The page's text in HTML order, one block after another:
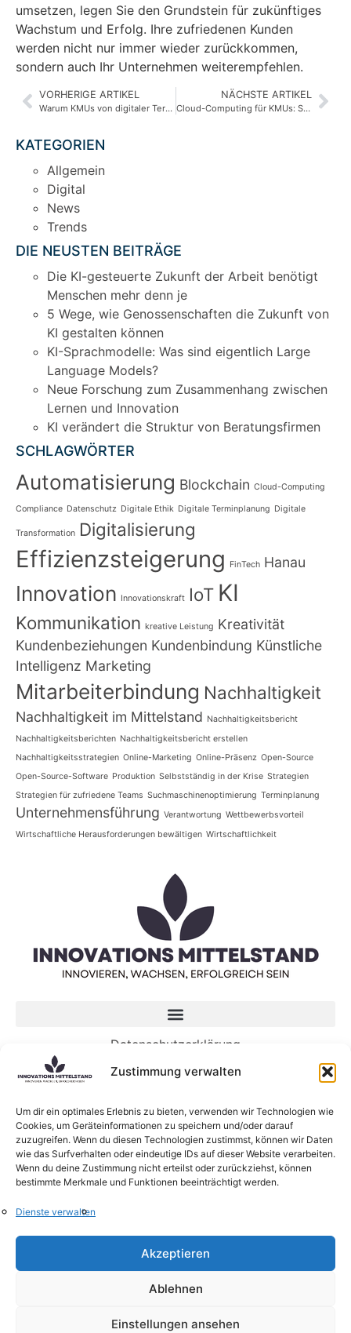
Zustimmung verwalten
Um dir ein optimales Erlebnis zu bieten, verwenden wir Technologien wie
Cookies, um Geräteinformationen zu speichern und/oder darauf
zuzugreifen. Wenn du diesen Technologien zustimmst, können wir Daten
wie das Surfverhalten oder eindeutige IDs auf dieser Website verarbeiten.
Wenn du deine Zustimmung nicht erteilst oder zurückziehst, können
bestimmte Merkmale und Funktionen beeinträchtigt werden.
Dienste verwalten
Akzeptieren
Ablehnen
Einstellungen ansehen
umsetzen, legen Sie den Grundstein für zukünftiges
Wachstum und Erfolg. Ihre zufriedenen Kunden
werden nicht nur immer wieder zurückkommen,
sondern auch Ihr Unternehmen weiterempfehlen.
VORHERIGE ARTIKEL
Warum KMUs von digitaler Terminplanung profitieren und wie Sie es umsetzen können
NÄCHSTE ARTIKEL
Cloud-Computing für KMUs: Sicherheit und Datenschutz richtig handhaben
KATEGORIEN
Allgemein
Digital
News
Trends
DIE NEUSTEN BEITRÄGE
Die KI-gesteuerte Zukunft der Arbeit benötigt
Menschen mehr denn je
5 Wege, wie Genossenschaften die Zukunft von
KI gestalten können
KI-Sprachmodelle: Was sind eigentlich Large
Language Models?
Neue Forschung zum Zusammenhang zwischen
Lernen und Innovation
KI verändert die Struktur von Beratungsfirmen
SCHLAGWÖRTER
Automatisierung Blockchain Cloud-Computing
Compliance Datenschutz Digitale Ethik Digitale Terminplanung Digitale
Transformation Digitalisierung
Effizienzsteigerung FinTech Hanau
Innovation Innovationskraft IoT KI
Kommunikation kreative Leistung Kreativität
Kundenbeziehungen Kundenbindung Künstliche
Intelligenz Marketing
Mitarbeiterbindung Nachhaltigkeit
Nachhaltigkeit im Mittelstand Nachhaltigkeitsbericht
Nachhaltigkeitsberichten Nachhaltigkeitsbericht erstellen
Nachhaltigkeitsstrategien Online-Marketing Online-Präsenz Open-Source
Open-Source-Software Produktion Selbstständig in der Krise Strategien
Strategien für zufriedene Teams Suchmaschinenoptimierung Terminplanung
Unternehmensführung Verantwortung Wettbewerbsvorteil
Wirtschaftliche Herausforderungen bewältigen Wirtschaftlichkeit
Datenschutzerklärung
Die KI-gesteuerte Zukunft der Arbeit benötigt
Menschen mehr denn je
5 Wege, wie Genossenschaften die Zukunft von
KI gestalten können
Lernen und Innovation
Alle Rechte vorbehalten @ Innovations-Mittelstand.de